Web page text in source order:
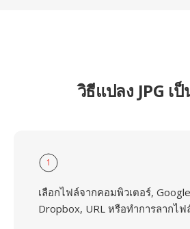
วิธีแปลง JPG เป็
1
เลือกไฟล์จากคอมพิวเตอร์,
Dropbox, URL หรือทำการลากไ